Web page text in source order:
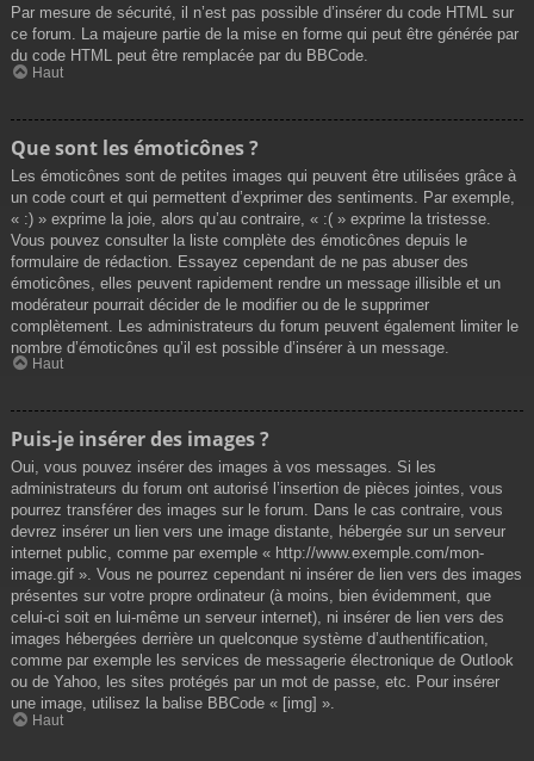
Par mesure de sécurité, il n’est pas possible d’insérer du code HTML sur
ce forum. La majeure partie de la mise en forme qui peut être générée par
du code HTML peut être remplacée par du BBCode.
Haut
Que sont les émoticônes ?
Les émoticônes sont de petites images qui peuvent être utilisées grâce à
un code court et qui permettent d’exprimer des sentiments. Par exemple,
« :) » exprime la joie, alors qu’au contraire, « :( » exprime la tristesse.
Vous pouvez consulter la liste complète des émoticônes depuis le
formulaire de rédaction. Essayez cependant de ne pas abuser des
émoticônes, elles peuvent rapidement rendre un message illisible et un
modérateur pourrait décider de le modifier ou de le supprimer
complètement. Les administrateurs du forum peuvent également limiter le
nombre d’émoticônes qu’il est possible d’insérer à un message.
Haut
Puis-je insérer des images ?
Oui, vous pouvez insérer des images à vos messages. Si les
administrateurs du forum ont autorisé l’insertion de pièces jointes, vous
pourrez transférer des images sur le forum. Dans le cas contraire, vous
devrez insérer un lien vers une image distante, hébergée sur un serveur
internet public, comme par exemple « http://www.exemple.com/mon-
image.gif ». Vous ne pourrez cependant ni insérer de lien vers des images
présentes sur votre propre ordinateur (à moins, bien évidemment, que
celui-ci soit en lui-même un serveur internet), ni insérer de lien vers des
images hébergées derrière un quelconque système d’authentification,
comme par exemple les services de messagerie électronique de Outlook
ou de Yahoo, les sites protégés par un mot de passe, etc. Pour insérer
une image, utilisez la balise BBCode « [img] ».
Haut